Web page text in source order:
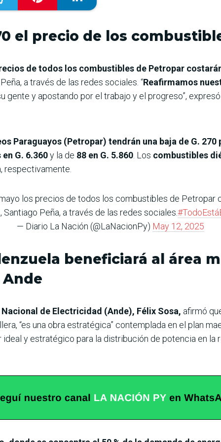
el precio de los
de todos los combustibles de Petropar
a través de las redes sociales. “Reafirmamos
gente y apostando por el trabajo y el progreso”,
Paraguayos (Petropar) tendrán una baja de G. 270
G. 6.360y la de 88 en G. 5.860 . Los combustibles
respectivamente.
los precios de todos los combustibles de Petropar
Peña, a través de las redes sociales.
— Diario La Nación (@LaNacionPy) May 12, 2025
beneficiará al área
de Electricidad (Ande), Félix Sosa, afirmó
“es una obra estratégica” contemplada en el plan
y estratégico para la distribución de potencia en la